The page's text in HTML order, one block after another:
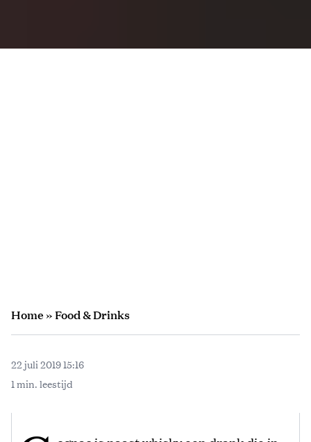
Home»Food & Drinks
22 juli 2019 15:16
1 min. leestijd